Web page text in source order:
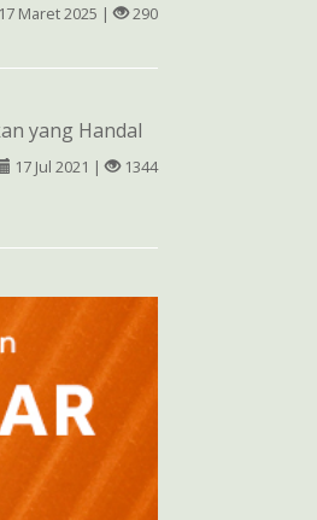
17 Maret 2025 | 290
yang Handal
17 Jul 2021 | 1344